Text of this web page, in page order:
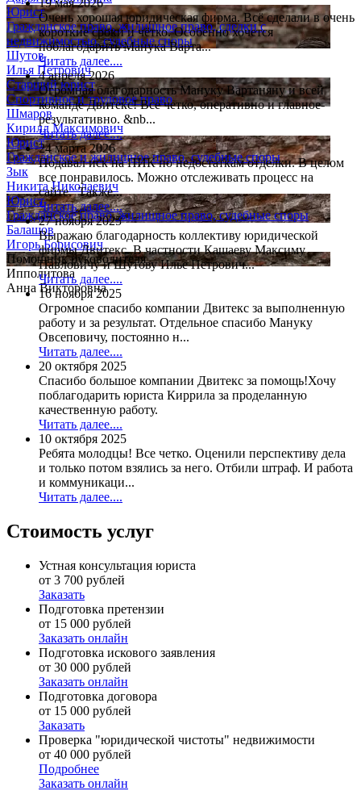
Юрист
Гражданское право, жилищное право, сделки с
недвижимостью, судебные споры
Шутов
Илья Петрович
Старший юрист
Спортивное и трудовое право
Шмаров
Кирилл Максимович
Юрист
Гражданское и жилищное право, судебные споры
Зык
Никита Николаевич
Юрист
Гражданское право, жилищное право, судебные споры
Балашов
Игорь Борисович
Помощник руководителя
Ипполитова
Анна Викторовна
19 мая 2026
Очень хорошая юридическая фирма. Всё сделали в очень
короткие сроки и чётко. Особенно хочется
поблагодарить Манука Варта...
Читать далее....
4 апреля 2026
Огромная благодарность Мануку Вартаняну и всей
команде Двитекс! Все четко, оперативно и главное-
результативно. &nb...
Читать далее....
24 марта 2026
Подавал иск на ПИК по недостаткам отделки. В целом
все понравилось. Можно отслеживать процесс на
сайте. Также...
Читать далее....
27 ноября 2025
Выражаю благодарность коллективу юридической
фирмы Двитекс. В частности Кашаеву Максиму
Павловичу и Шутову Илье Петрович...
Читать далее....
16 ноября 2025
Огромное спасибо компании Двитекс за выполненную
работу и за результат. Отдельное спасибо Мануку
Овсеповичу, постоянно н...
Читать далее....
20 октября 2025
Спасибо большое компании Двитекс за помощь!Хочу
поблагодарить юриста Киррила за проделанную
качественную работу.
Читать далее....
10 октября 2025
Ребята молодцы! Все четко. Оценили перспективу дела
и только потом взялись за него. Отбили штраф. И работа
и коммуникаци...
Читать далее....
Стоимость услуг
Устная консультация юриста
от 3 700 рублей
Заказать
Подготовка претензии
от 15 000 рублей
Заказать онлайн
Подготовка искового заявления
от 30 000 рублей
Заказать онлайн
Подготовка договора
от 15 000 рублей
Заказать
Проверка "юридической чистоты" недвижимости
от 40 000 рублей
Подробнее
Заказать онлайн